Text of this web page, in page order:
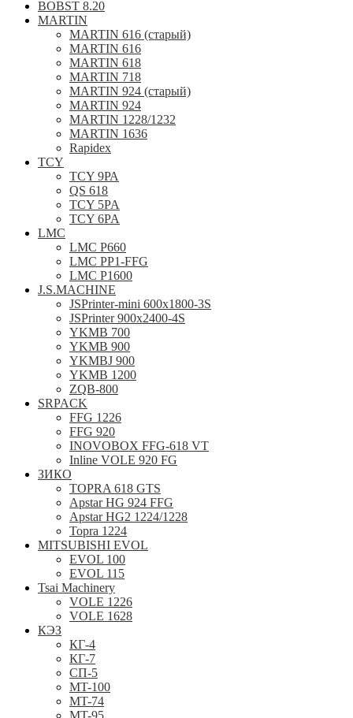
BOBST 8.20
MARTIN
MARTIN 616 (старый)
MARTIN 616
MARTIN 618
MARTIN 718
MARTIN 924 (старый)
MARTIN 924
MARTIN 1228/1232
MARTIN 1636
Rapidex
TCY
TCY 9РА
QS 618
TCY 5PA
TCY 6PA
LMC
LMC P660
LMC PP1-FFG
LMC P1600
J.S.MACHINE
JSPrinter-mini 600x1800-3S
JSPrinter 900x2400-4S
YKMB 700
YKMB 900
YKMBJ 900
YKMB 1200
ZQB-800
SRPACK
FFG 1226
FFG 920
INOVOBOX FFG-618 VT
Inline VOLE 920 FG
ЗИКО
TOPRA 618 GTS
Apstar HG 924 FFG
Apstar HG2 1224/1228
Topra 1224
MITSUBISHI EVOL
EVOL 100
EVOL 115
Tsai Machinery
VOLE 1226
VOLE 1628
КЭЗ
КГ-4
КГ-7
СП-5
MT-100
MT-74
MT-95